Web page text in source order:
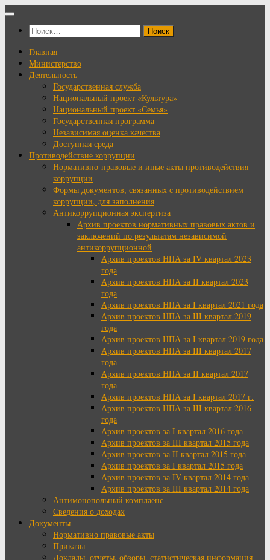
Перейти
содержимому
Найти:
Главная
Министерство
Деятельность
Государственная служба
Национальный проект «Культура»
Национальный проект «Семья»
Государственная программа
Независимая оценка качества
Доступная среда
Противодействие коррупции
Нормативно-правовые и иные акты противодействия
коррупции
Формы документов, связанных с противодействием
коррупции, для заполнения
Антикоррупционная экспертиза
Архив проектов нормативных правовых актов и
заключений по результатам независимой
антикоррупционной
Архив проектов НПА за IV квартал 2023
года
Архив проектов НПА за II квартал 2023
года
Архив проектов НПА за I квартал 2021 года
Архив проектов НПА за III квартал 2019
года
Архив проектов НПА за I квартал 2019 года
Архив проектов НПА за III квартал 2017
года
Архив проектов НПА за II квартал 2017
года
Архив проектов НПА за I квартал 2017 г.
Архив проектов НПА за III квартал 2016
года
Архив проектов за I квартал 2016 года
Архив проектов за III квартал 2015 года
Архив проектов за II квартал 2015 года
Архив проектов за I квартал 2015 года
Архив проектов за IV квартал 2014 года
Архив проектов за III квартал 2014 года
Антимонопольный комплаенс
Сведения о доходах
Документы
Нормативно правовые акты
Приказы
Доклады, отчеты, обзоры, статистическая информация